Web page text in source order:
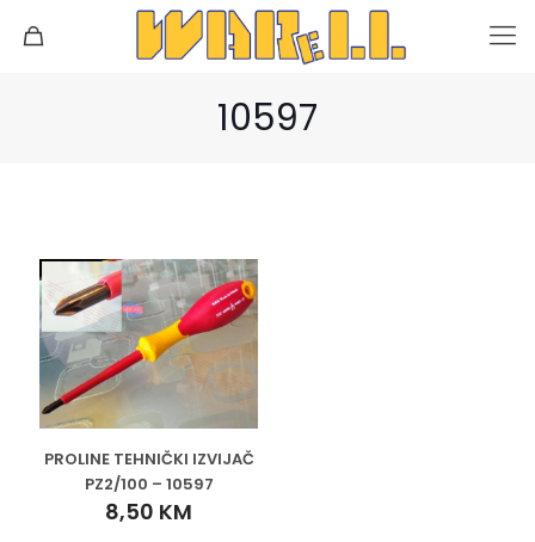
10597
PROLINE TEHNIČKI IZVIJAČ
PZ2/100 – 10597
8,50 KM